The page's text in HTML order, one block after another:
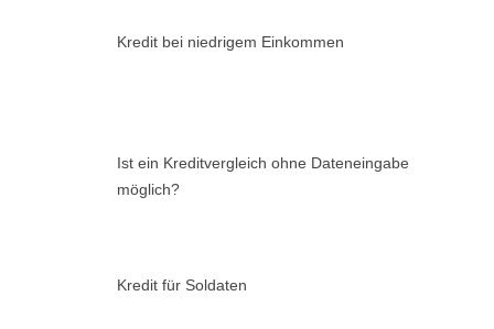
Kredit bei niedrigem Einkommen
Ist ein Kreditvergleich ohne Dateneingabe
möglich?
Kredit für Soldaten